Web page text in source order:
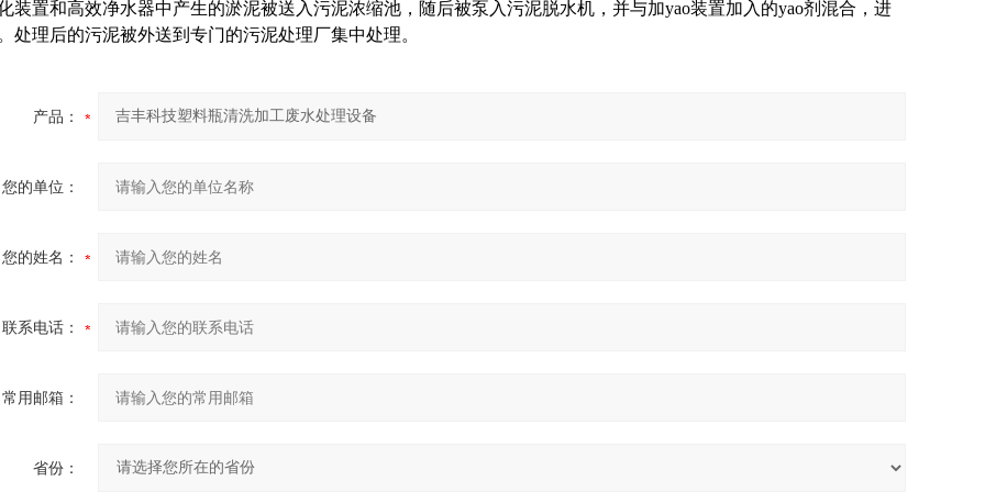
装置和高效净水器中产生的淤泥被送入污泥浓缩池，随后被泵入污泥脱水机，并与加yao装置加入的yao剂混合，进
处理后的污泥被外送到专门的污泥处理厂集中处理。
产品：
您的单位：
您的姓名：
联系电话：
常用邮箱：
省份：